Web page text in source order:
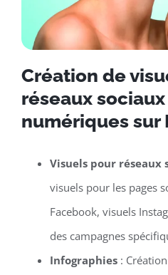
Création de
réseaux
numériques sur
Visuels pour réseaux
visuels pour les pages
Facebook, visuels
des campagnes
Infographies: